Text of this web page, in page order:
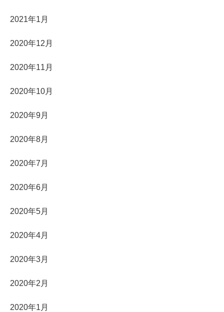
2021年1月
2020年12月
2020年11月
2020年10月
2020年9月
2020年8月
2020年7月
2020年6月
2020年5月
2020年4月
2020年3月
2020年2月
2020年1月